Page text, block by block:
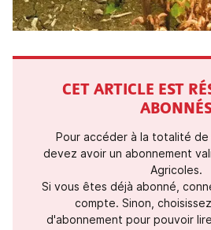
CET ARTICLE EST
Pour accéder à la totalité
devez avoir un abonnement
Agricoles.
Si vous êtes déjà abonné,
compte. Sinon,
d'abonnement pour pouvoir